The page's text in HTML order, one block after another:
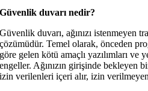
Güvenlik duvarı nedir?
Güvenlik duvarı, ağınızı istenmeyen
çözümüdür. Temel olarak, önceden
göre gelen kötü amaçlı yazılımları
engeller. Ağınızın girişinde bekleyen
izin verilenleri içeri alır, izin